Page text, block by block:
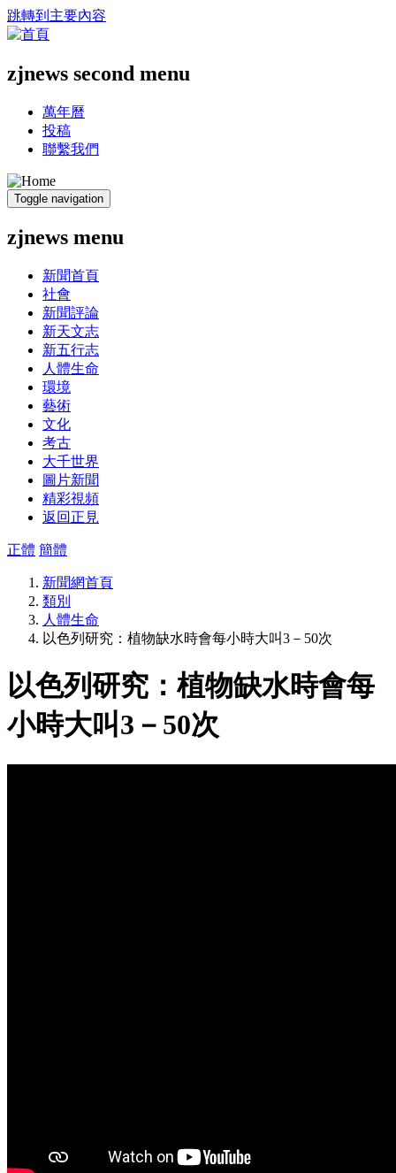
跳轉到主要內容
zjnews second menu
萬年曆
投稿
聯繫我們
Toggle navigation
zjnews menu
新聞首頁
社會
新聞評論
新天文志
新五行志
人體生命
環境
藝術
文化
考古
大千世界
圖片新聞
精彩視頻
返回正見
正體 簡體
新聞網首頁
類別
人體生命
以色列研究：植物缺水時會每小時大叫3－50次
以色列研究：植物缺水時會每
小時大叫3－50次